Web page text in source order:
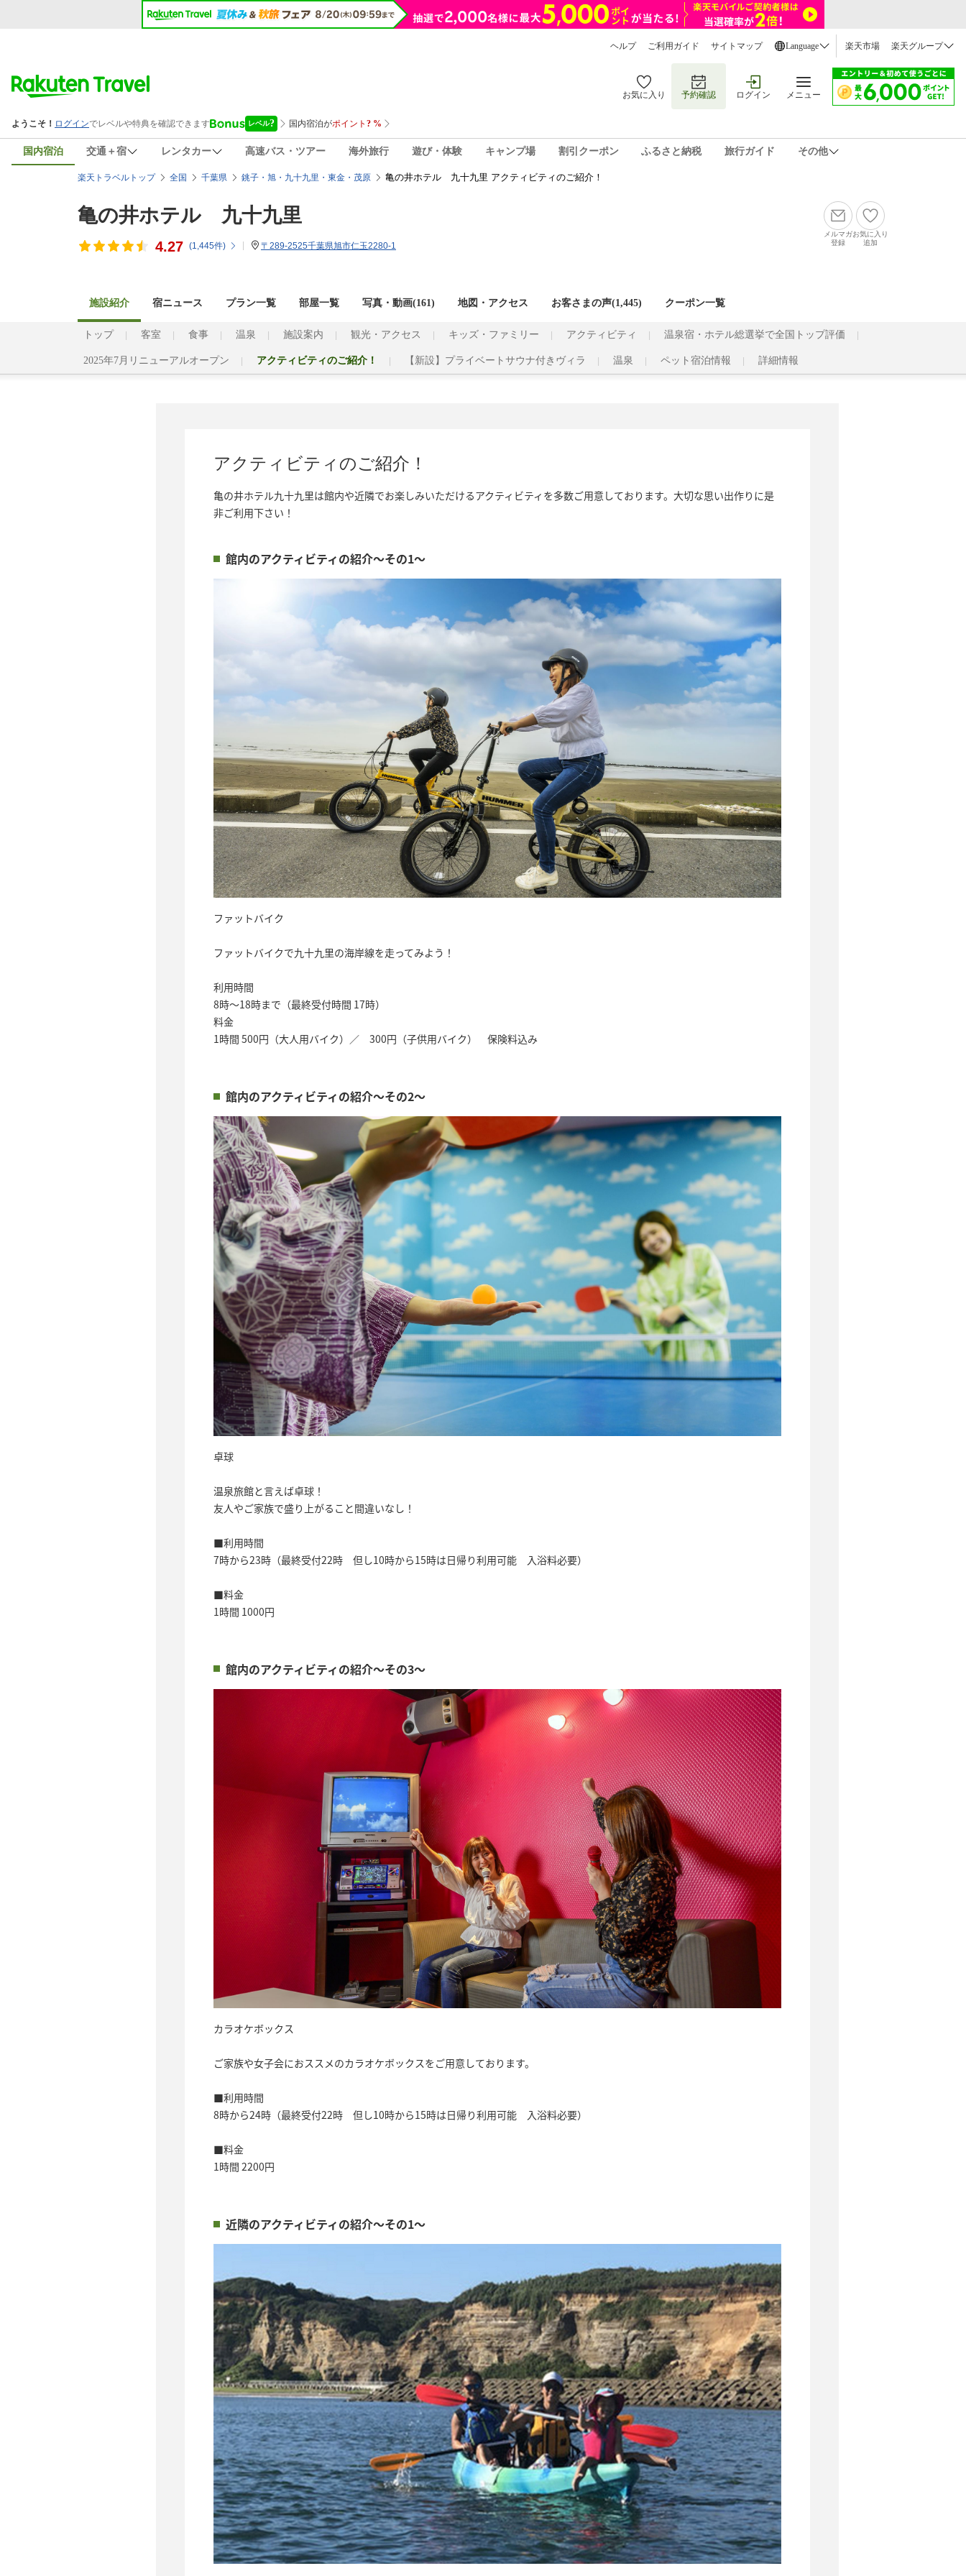
ヘルプ ご利用ガイド サイトマップ Language 楽天市場 楽天グループ
お気に入り 予約確認 ログイン メニュー
国内宿泊 交通＋宿 レンタカー 高速バス・ツアー 海外旅行 遊び・体験 キャンプ場 割引クーポン ふるさと納税 旅行ガイド その他
楽天トラベルトップ 全国 千葉県 銚子・旭・九十九里・東金・茂原 亀の井ホテル 九十九里 アクティビティのご紹介！
亀の井ホテル 九十九里
4.27 (1,445件) 〒289-2525千葉県旭市仁玉2280-1
メルマガ
登録
お気に入り
追加
施設紹介 宿ニュース プラン一覧 部屋一覧 写真・動画(161) 地図・アクセス お客さまの声(1,445) クーポン一覧
トップ 客室 食事 温泉 施設案内 観光・アクセス キッズ・ファミリー アクティビティ 温泉宿・ホテル総選挙で全国トップ評価
2025年7月リニューアルオープン アクティビティのご紹介！ 【新設】プライベートサウナ付きヴィラ 温泉 ペット宿泊情報 詳細情報
アクティビティのご紹介！
亀の井ホテル九十九里は館内や近隣でお楽しみいただけるアクティビティを多数ご用意しております。大切な思い出作りに是
非ご利用下さい！
館内のアクティビティの紹介～その1～
ファットバイク
ファットバイクで九十九里の海岸線を走ってみよう！
利用時間
8時～18時まで（最終受付時間 17時）
料金
1時間 500円（大人用バイク）／ 300円（子供用バイク） 保険料込み
館内のアクティビティの紹介～その2～
卓球
温泉旅館と言えば卓球！
友人やご家族で盛り上がること間違いなし！
■利用時間
7時から23時（最終受付22時 但し10時から15時は日帰り利用可能 入浴料必要）
■料金
1時間 1000円
館内のアクティビティの紹介～その3～
カラオケボックス
ご家族や女子会におススメのカラオケボックスをご用意しております。
■利用時間
8時から24時（最終受付22時 但し10時から15時は日帰り利用可能 入浴料必要）
■料金
1時間 2200円
近隣のアクティビティの紹介～その1～